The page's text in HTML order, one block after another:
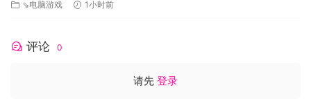
⇘电脑游戏 1小时前
评论 0
请先 登录